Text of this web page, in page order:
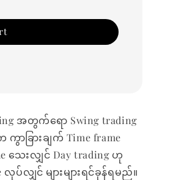
အတွက်ရော Swing trading
ြားချက် Time frame
သေးလျှင် Day trading ဟု
လျှင် များများရင်ခုန်ရမည်။